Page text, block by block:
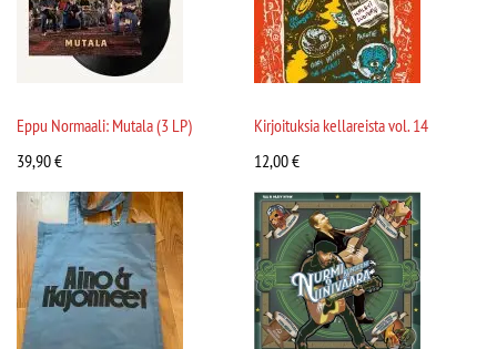
Eppu Normaali: Mutala (3 LP)
39,90€
Kirjoituksia kellareista vol. 14
12,00€